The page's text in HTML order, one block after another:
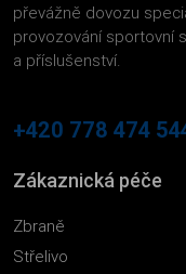
převážně dovozu
provozování sportovní
a příslušenství.
+420 778 474
Zákaznická péče
Zbraně
Střelivo